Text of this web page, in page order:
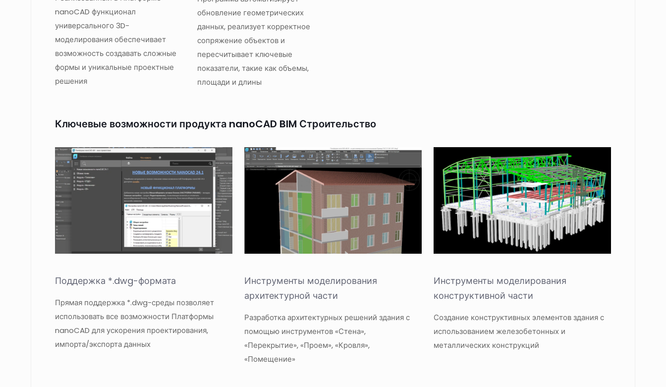
nanoCAD функционал
универсального 3D-
моделирования обеспечивает
возможность создавать сложные
формы и уникальные проектные
решения
обновление геометрических
данных, реализует корректное
сопряжение объектов и
пересчитывает ключевые
показатели, такие как объемы,
площади и длины
Ключевые возможности продукта nanoCAD BIM Строительство
Поддержка *.dwg-формата
Прямая поддержка *.dwg-среды позволяет
использовать все возможности Платформы
nanoCAD для ускорения проектирования,
импорта/экспорта данных
Инструменты моделирования
архитектурной части
Разработка архитектурных решений здания с
помощью инструментов «Стена»,
«Перекрытие», «Проем», «Кровля»,
«Помещение»
Инструменты моделирования
конструктивной части
Создание конструктивных элементов здания с
использованием железобетонных и
металлических конструкций